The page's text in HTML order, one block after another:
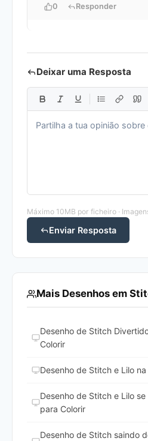
0 Responder
Deixar uma Resposta
Máximo 10MB por ficheiro ·
Enviar Resposta
Mais Desenhos em
Desenho de Stitch
Colorir
Desenho de Stitch e Lilo
Desenho de Stitch e Lilo
para Colorir
Desenho de Stitch saindo